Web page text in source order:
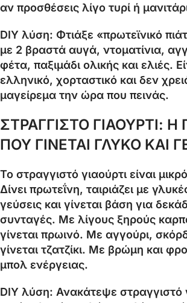
αν προσθέσεις λίγο τυρί ή
DIY λύση: Φτιάξε «πρωτεϊνικό
με 2 βραστά αυγά, ντοματίνια,
φέτα, παξιμάδι ολικής και ελιές.
ελληνικό, χορταστικό και δεν
μαγείρεμα την ώρα που πεινάς.
ΣΤΡΑΓΓΙΣΤΟ ΓΙΑΟΥΡΤΙ: Η
ΠΟΥ ΓΙΝΕΤΑΙ ΓΛΥΚΟ ΚΑΙ
Το στραγγιστό γιαούρτι είναι
Δίνει πρωτεΐνη, ταιριάζει με
γεύσεις και γίνεται βάση για
συνταγές. Με λίγους ξηρούς
γίνεται πρωινό. Με αγγούρι,
γίνεται τζατζίκι. Με βρώμη και
μπολ ενέργειας.
DIY λύση: Ανακάτεψε στραγγιστό